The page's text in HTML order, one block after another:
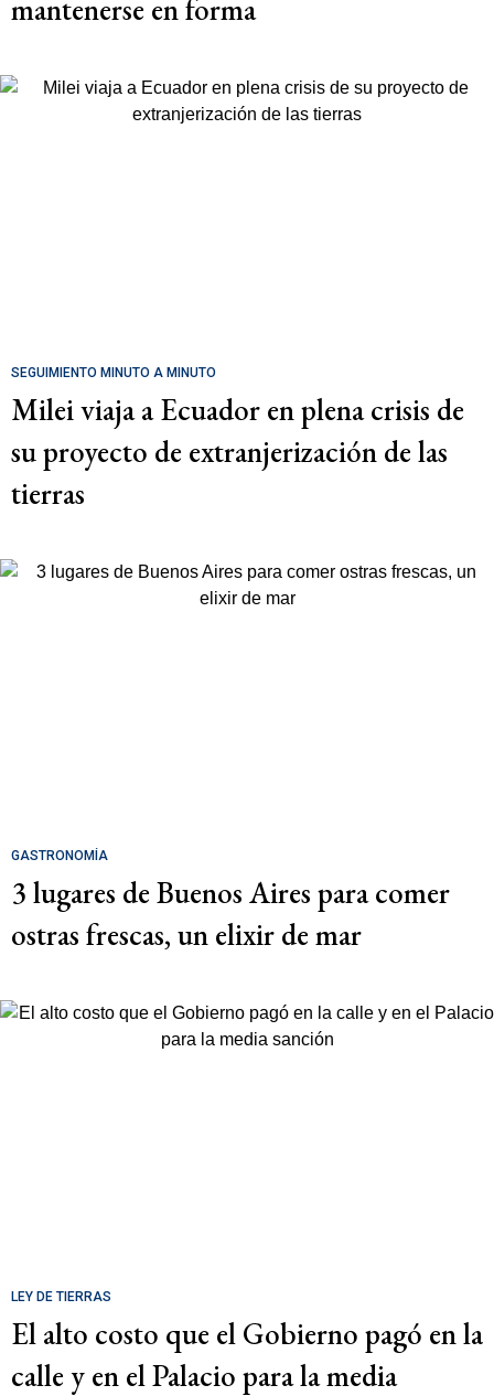
mantenerse en forma
SEGUIMIENTO MINUTO A MINUTO
Milei viaja a Ecuador en plena crisis de
su proyecto de extranjerización de las
tierras
GASTRONOMÍA
3 lugares de Buenos Aires para comer
ostras frescas, un elixir de mar
LEY DE TIERRAS
El alto costo que el Gobierno pagó en la
calle y en el Palacio para la media